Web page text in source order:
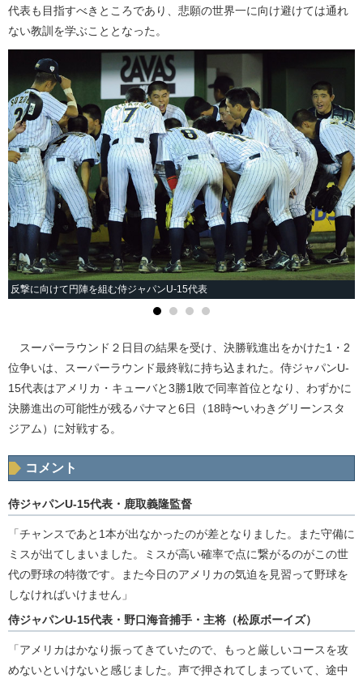
代表も目指すべきところであり、悲願の世界一に向け避けては通れ
ない教訓を学ぶこととなった。
反撃に向けて円陣を組む侍ジャパンU-15代表
スーパーラウンド２日目の結果を受け、決勝戦進出をかけた1・2
位争いは、スーパーラウンド最終戦に持ち込まれた。侍ジャパンU-
15代表はアメリカ・キューバと3勝1敗で同率首位となり、わずかに
決勝進出の可能性が残るパナマと6日（18時〜いわきグリーンスタ
ジアム）に対戦する。
コメント
侍ジャパンU-15代表・鹿取義隆監督
「チャンスであと1本が出なかったのが差となりました。また守備に
ミスが出てしまいました。ミスが高い確率で点に繋がるのがこの世
代の野球の特徴です。また今日のアメリカの気迫を見習って野球を
しなければいけません」
侍ジャパンU-15代表・野口海音捕手・主将（松原ボーイズ）
「アメリカはかなり振ってきていたので、もっと厳しいコースを攻
めないといけないと感じました。声で押されてしまっていて、途中